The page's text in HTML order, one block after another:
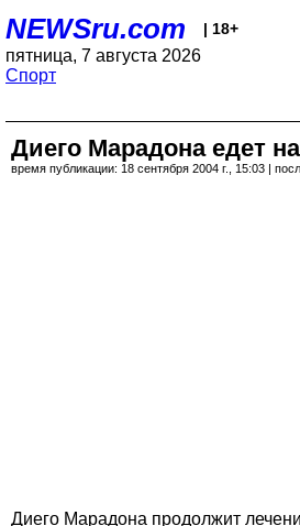
NEWSru.com | 18+
пятница, 7 августа 2026
Спорт
Диего Марадона едет
время публикации: 18 сентября 2004 г., 15:03 |
Диего Марадона продолжит